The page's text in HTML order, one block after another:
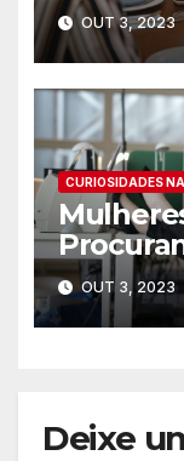
OUT 3, 2023
CURIOSIDADES
para
OUT 3, 2023
Deixe